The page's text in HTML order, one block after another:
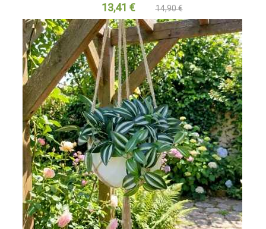
13,41 € 14,90 €